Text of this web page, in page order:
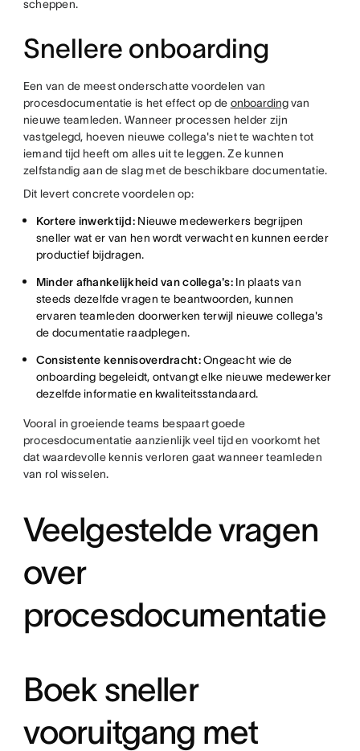
scheppen.
Snellere onboarding
Een van de meest onderschatte voordelen van
procesdocumentatie is het effect op de onboardingvan
nieuwe teamleden. Wanneer processen helder zijn
vastgelegd, hoeven nieuwe collega's niet te wachten tot
iemand tijd heeft om alles uit te leggen. Ze kunnen
zelfstandig aan de slag met de beschikbare documentatie.
Dit levert concrete voordelen op:
Kortere inwerktijd: Nieuwe medewerkers begrijpen
sneller wat er van hen wordt verwacht en kunnen eerder
productief bijdragen.
Minder afhankelijkheid van collega's: In plaats van
steeds dezelfde vragen te beantwoorden, kunnen
ervaren teamleden doorwerken terwijl nieuwe collega's
de documentatie raadplegen.
Consistente kennisoverdracht:Ongeacht wie de
onboarding begeleidt, ontvangt elke nieuwe medewerker
dezelfde informatie en kwaliteitsstandaard.
Vooral in groeiende teams bespaart goede
procesdocumentatie aanzienlijk veel tijd en voorkomt het
dat waardevolle kennis verloren gaat wanneer teamleden
van rol wisselen.
Veelgestelde vragen
over
procesdocumentatie
Boek sneller
vooruitgang met